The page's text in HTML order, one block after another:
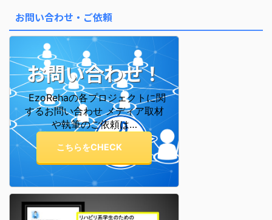
お問い合わせ・ご依頼
お問い合わせ！
EzoRehaの各プロジェクトに関
するお問い合わせ メディア取材
や執筆のご依頼は…
こちらをCHECK